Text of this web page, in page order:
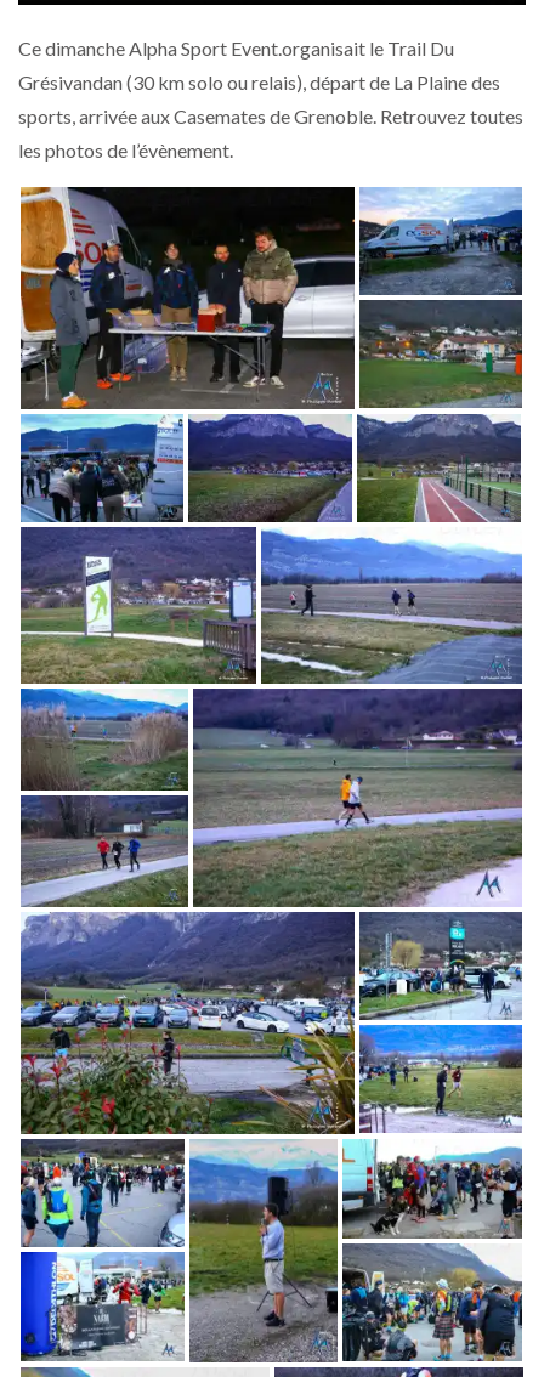
Ce dimanche Alpha Sport Event.organisait le Trail Du
Grésivandan (30 km solo ou relais), départ de La Plaine des
sports, arrivée aux Casemates de Grenoble. Retrouvez toutes
les photos de l’évènement.